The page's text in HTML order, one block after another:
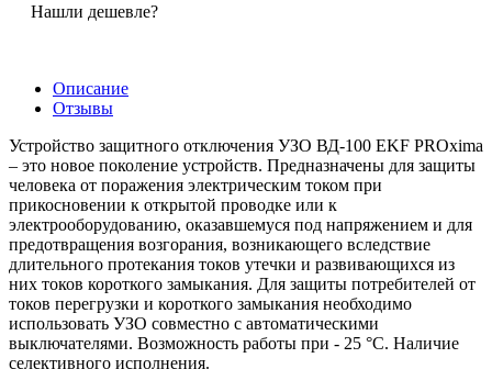
Нашли дешевле?
Описание
Отзывы
Устройство защитного отключения УЗО ВД-100 EKF PROxima
– это новое поколение устройств. Предназначены для защиты
человека от поражения электрическим током при
прикосновении к открытой проводке или к
электрооборудованию, оказавшемуся под напряжением и для
предотвращения возгорания, возникающего вследствие
длительного протекания токов утечки и развивающихся из
них токов короткого замыкания. Для защиты потребителей от
токов перегрузки и короткого замыкания необходимо
использовать УЗО совместно с автоматическими
выключателями. Возможность работы при - 25 °С. Наличие
селективного исполнения.